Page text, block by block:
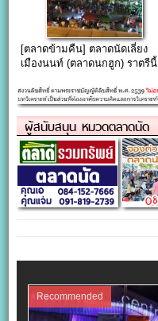
[ตลาดข้ามคืน] ตลาดนัดเลี่ยง
เมืองนนท์ (ตลาดนกฮูก) ราตรีนี้
ผู้สนับสนุน หมวดตลาดนัด
Recommended